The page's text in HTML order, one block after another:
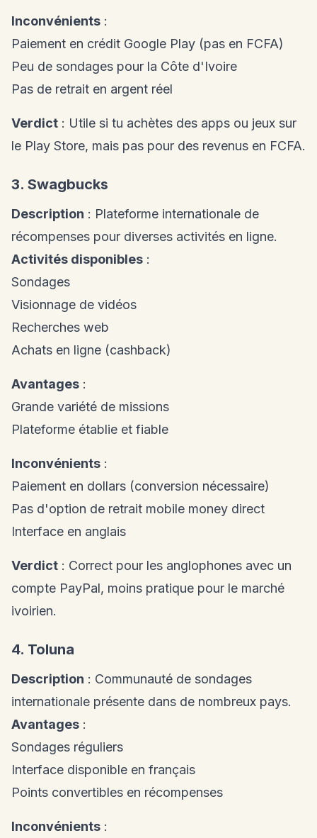
Inconvénients :
Paiement en crédit Google Play (pas en FCFA)
Peu de sondages pour la Côte d'Ivoire
Pas de retrait en argent réel
Verdict : Utile si tu achètes des apps ou jeux sur
le Play Store, mais pas pour des revenus en FCFA.
3. Swagbucks
Description : Plateforme internationale de
récompenses pour diverses activités en ligne.
Activités disponibles :
Sondages
Visionnage de vidéos
Recherches web
Achats en ligne (cashback)
Avantages :
Grande variété de missions
Plateforme établie et fiable
Inconvénients :
Paiement en dollars (conversion nécessaire)
Pas d'option de retrait mobile money direct
Interface en anglais
Verdict : Correct pour les anglophones avec un
compte PayPal, moins pratique pour le marché
ivoirien.
4. Toluna
Description : Communauté de sondages
internationale présente dans de nombreux pays.
Avantages :
Sondages réguliers
Interface disponible en français
Points convertibles en récompenses
Inconvénients :